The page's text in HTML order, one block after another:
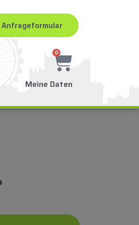
Anfrageformular
0
Meine Daten